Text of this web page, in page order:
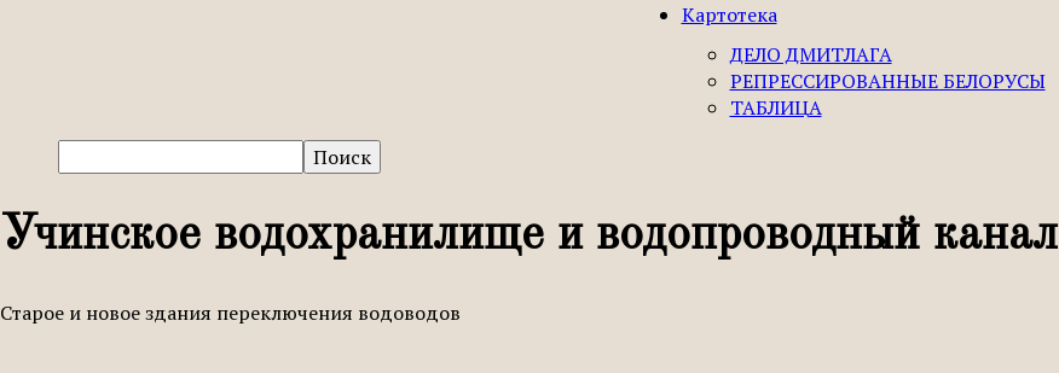
Картотека
ДЕЛО ДМИТЛАГА
РЕПРЕССИРОВАННЫЕ БЕЛОРУСЫ
ТАБЛИЦА
Учинское водохранилище и водопроводный канал
Старое и новое здания переключения водоводов